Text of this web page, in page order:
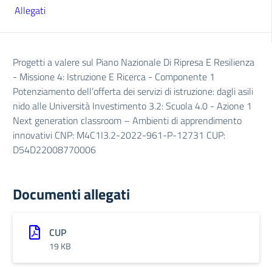
Allegati
Progetti a valere sul Piano Nazionale Di Ripresa E Resilienza
- Missione 4: Istruzione E Ricerca - Componente 1
Potenziamento dell’offerta dei servizi di istruzione: dagli asili
nido alle Università Investimento 3.2: Scuola 4.0 - Azione 1
Next generation classroom – Ambienti di apprendimento
innovativi CNP: M4C1I3.2-2022-961-P-12731 CUP:
D54D22008770006
Documenti allegati
CUP
19 KB